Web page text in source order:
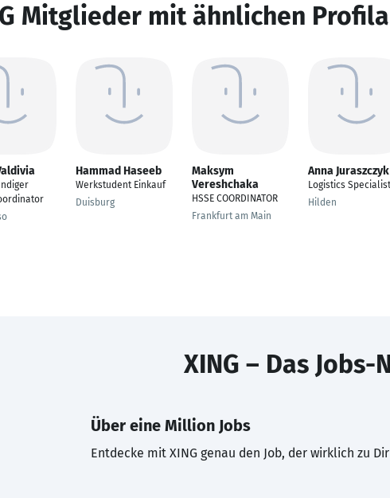
Mitglieder mit ähnlichen
Hammad Haseeb
Werkstudent Einkauf
Duisburg
Maksym
Vereshchaka
HSSE COORDINATOR
Frankfurt am Main
Anna Juraszczyk
Logistics Specialist
Hilden
XING – Das
Über eine Million Jobs
Entdecke mit XING genau den Job, der wirklich zu